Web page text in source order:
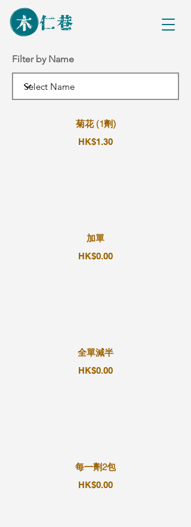
Filter by Name
菊花 (1劑)
HK$1.30
加單
HK$0.00
全單減半
HK$0.00
每一劑2包
HK$0.00